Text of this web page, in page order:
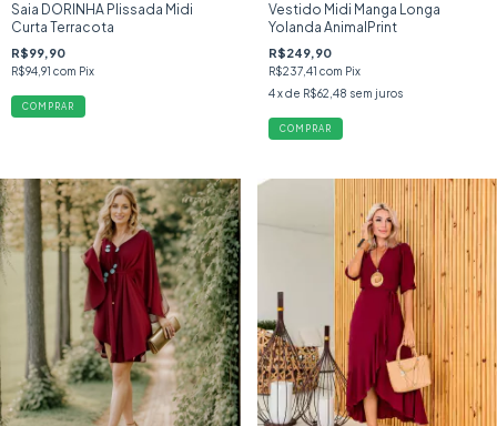
Saia DORINHA Plissada Midi
Curta Terracota
R$99,90
R$94,91 com Pix
COMPRAR
Vestido Midi Manga Longa
Yolanda AnimalPrint
R$249,90
R$237,41 com Pix
4 x de R$62,48 sem juros
COMPRAR